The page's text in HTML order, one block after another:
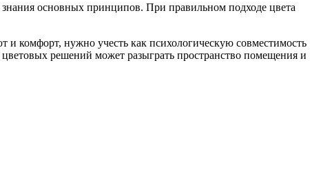
основных принципов. При правильном подходе цвета
и комфорт, нужно учесть как психологическую совместимость
решений может разыграть пространство помещения и